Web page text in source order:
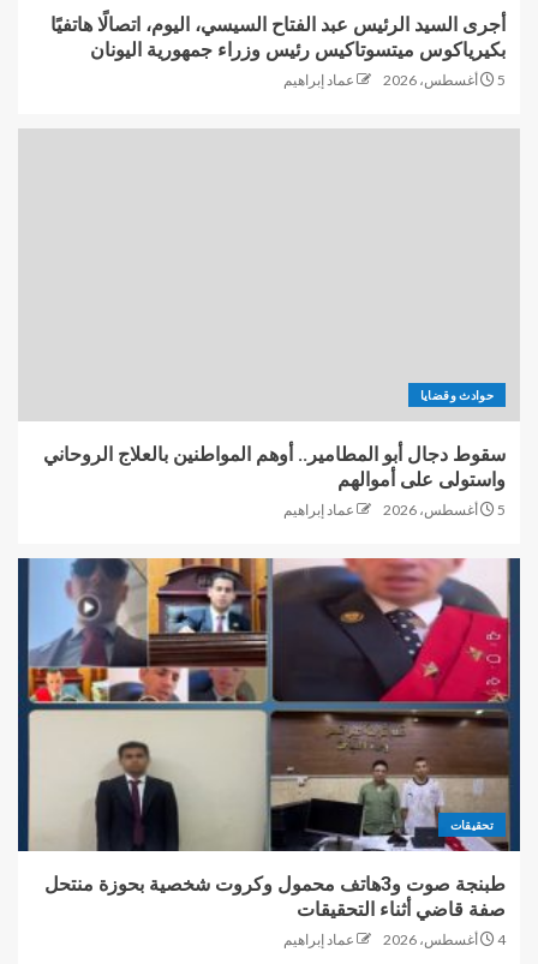
أجرى السيد الرئيس عبد الفتاح السيسي، اليوم، اتصالًا هاتفيًا
بكيرياكوس ميتسوتاكيس رئيس وزراء جمهورية اليونان
5 أغسطس، 2026 عماد إبراهيم
حوادث وقضايا
سقوط دجال أبو المطامير.. أوهم المواطنين بالعلاج الروحاني
واستولى على أموالهم
5 أغسطس، 2026 عماد إبراهيم
تحقيقات
طبنجة صوت و3هاتف محمول وكروت شخصية بحوزة منتحل
صفة قاضي أثناء التحقيقات
4 أغسطس، 2026 عماد إبراهيم